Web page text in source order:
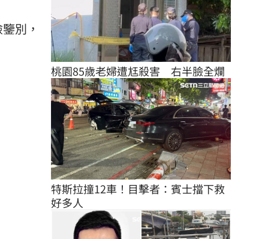
別，
桃園85歲老婦遭尪殺害　右半臉全爛
特斯拉撞12車！目擊者：賓士擋下救
好多人